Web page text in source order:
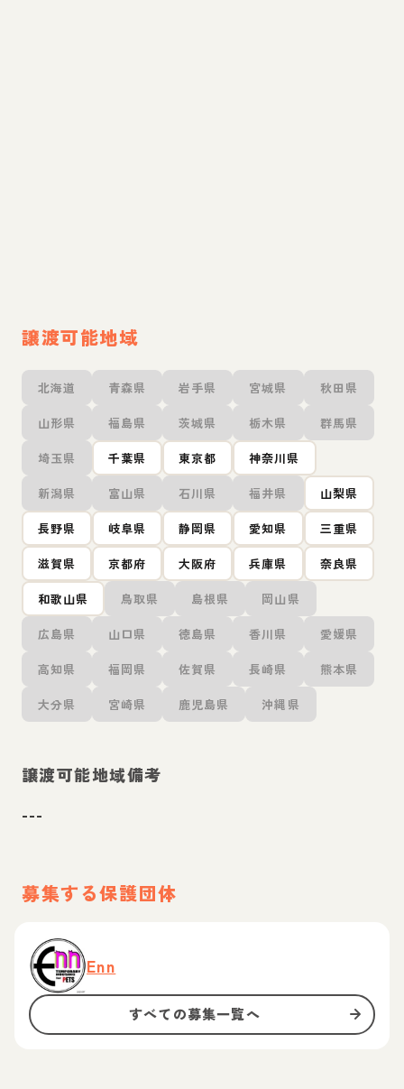
譲渡可能地域
北海道 青森県 岩手県 宮城県 秋田県
山形県 福島県 茨城県 栃木県 群馬県
埼玉県 千葉県 東京都 神奈川県
新潟県 富山県 石川県 福井県 山梨県
長野県 岐阜県 静岡県 愛知県 三重県
滋賀県 京都府 大阪府 兵庫県 奈良県
和歌山県 鳥取県 島根県 岡山県
広島県 山口県 徳島県 香川県 愛媛県
高知県 福岡県 佐賀県 長崎県 熊本県
大分県 宮崎県 鹿児島県 沖縄県
譲渡可能地域備考
---
募集する保護団体
Enn
すべての募集一覧へ